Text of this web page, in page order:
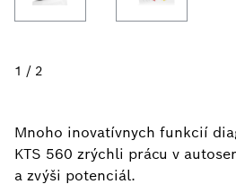
1 / 2
Mnoho inovatívnych funkcií
KTS 560 zrýchli prácu v
a zvýši potenciál.